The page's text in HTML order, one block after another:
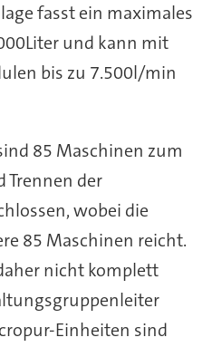
fasst ein maximales
und kann mit
bis zu 7.500l/min
85 Maschinen zum
Trennen der
wobei die
85 Maschinen reicht.
nicht komplett
Einheiten sind